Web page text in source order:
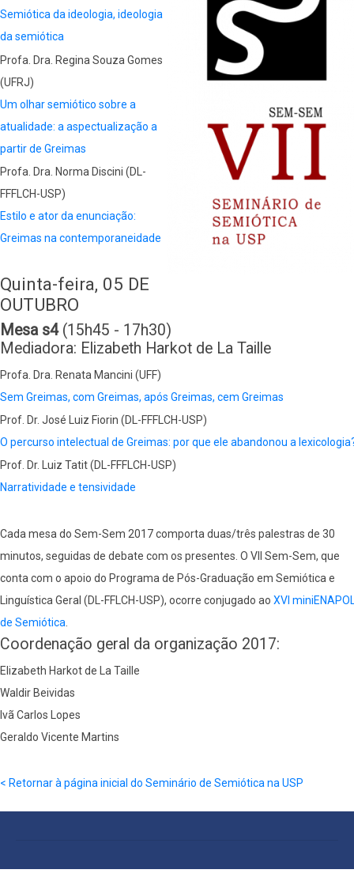
Semiótica da ideologia, ideologia
da semiótica
Profa. Dra. Regina Souza Gomes
(UFRJ)
Um olhar semiótico sobre a
atualidade: a aspectualização a
partir de Greimas
Profa. Dra. Norma Discini (DL-
FFFLCH-USP)
Estilo e ator da enunciação:
Greimas na contemporaneidade
Quinta-feira, 05 DE
OUTUBRO
Mesa s4(15h45 - 17h30)
Mediadora: Elizabeth Harkot de La Taille
Profa. Dra. Renata Mancini (UFF)
Sem Greimas, com Greimas, após Greimas, cem Greimas
Prof. Dr. José Luiz Fiorin (DL-FFFLCH-USP)
O percurso intelectual de Greimas: por que ele abandonou a
Prof. Dr. Luiz Tatit (DL-FFFLCH-USP)
Narratividade e tensividade
Cada mesa do Sem-Sem 2017 comporta duas/três palestras de 30
minutos, seguidas de debate com os presentes. O VII Sem-Sem, que
conta com o apoio do Programa de Pós-Graduação em Semiótica e
Linguística Geral (DL-FFLCH-USP), ocorre conjugado ao XVI
de Semiótica.
Coordenação geral da organização 2017:
Elizabeth Harkot de La Taille
Waldir Beividas
Ivã Carlos Lopes
Geraldo Vicente Martins
< Retornar à página inicial do Seminário de Semiótica na USP